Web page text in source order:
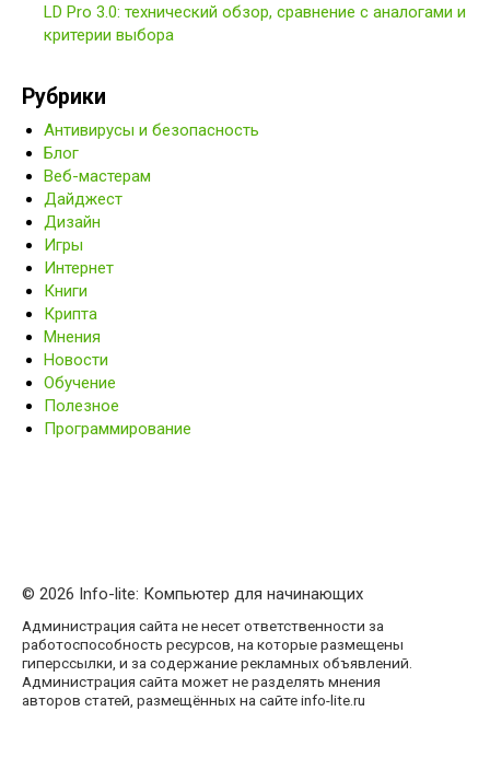
LD Pro 3.0: технический обзор, сравнение с аналогами и
критерии выбора
Рубрики
Антивирусы и безопасность
Блог
Веб-мастерам
Дайджест
Дизайн
Игры
Интернет
Книги
Крипта
Мнения
Новости
Обучение
Полезное
Программирование
© 2026 Info-lite: Компьютер для начинающих
Администрация сайта не несет ответственности за
работоспособность ресурсов, на которые размещены
гиперссылки, и за содержание рекламных объявлений.
Администрация сайта может не разделять мнения
авторов статей, размещённых на сайте info-lite.ru